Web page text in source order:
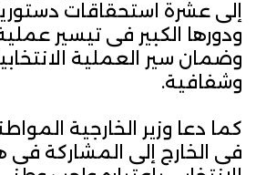
ودورها الكبير فى تيسير
وضمان سير العملية
وشفافية.
كما دعا وزير الخارجية
فى الخارج إلى المشاركة فى